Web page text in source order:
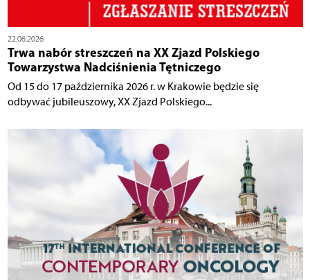
22.06.2026
Trwa nabór streszczeń na XX Zjazd Polskiego
Towarzystwa Nadciśnienia Tętniczego
Od 15 do 17 października 2026 r. w Krakowie będzie się
odbywać jubileuszowy, XX Zjazd Polskiego...